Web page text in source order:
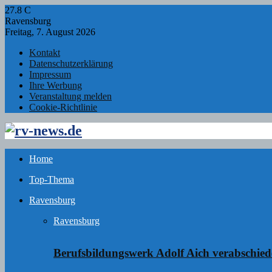
27.8 C
Ravensburg
Freitag, 7. August 2026
Kontakt
Datenschutzerklärung
Impressum
Ihre Werbung
Veranstaltung melden
Cookie-Richtlinie
Facebook
Twitter
Instagram
Email
Rss
Home
Top-Thema
Ravensburg
Ravensburg
Berufsbildungswerk Adolf Aich